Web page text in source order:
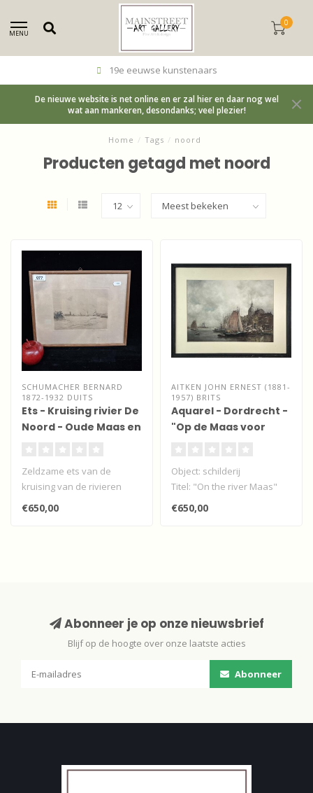
MENU
0
19e eeuwse kunstenaars
De nieuwe website is net online en er zal hier en daar nog wel
wat aan mankeren, desondanks; veel plezier!
Home / Tags / noord
Producten getagd met noord
SCHUMACHER BERNARD
1872-1932 DUITS
Ets - Kruising rivier De
Noord - Oude Maas en
Zeldzame ets van de
kruising van de rivieren
Noord, Oude Maas en
Beneden Merwede..
€650,00
AITKEN JOHN ERNEST (1881-
1957) BRITS
Aquarel - Dordrecht -
"Op de Maas voor
Object: schilderij
Titel: "On the river Maas"
Techniek: aquarel
Afmeting we..
€650,00
Abonneer je op onze nieuwsbrief
Blijf op de hoogte over onze laatste acties
Abonneer